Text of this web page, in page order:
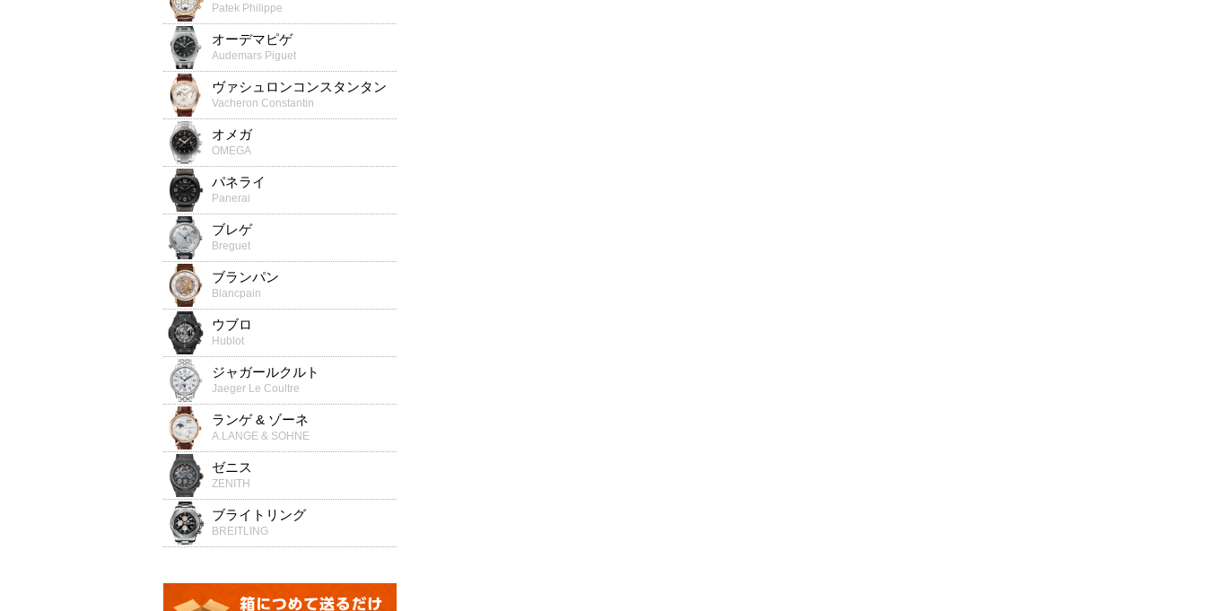
Patek Philippe
オーデマピゲ
Audemars Piguet
ヴァシュロンコンスタンタン
Vacheron Constantin
オメガ
OMEGA
パネライ
Panerai
ブレゲ
Breguet
ブランパン
Blancpain
ウブロ
Hublot
ジャガールクルト
Jaeger Le Coultre
ランゲ & ゾーネ
A.LANGE & SOHNE
ゼニス
ZENITH
ブライトリング
BREITLING